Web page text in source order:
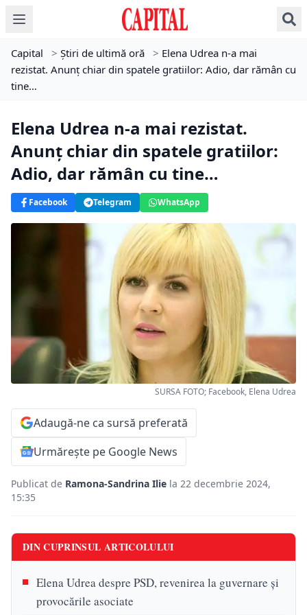
Capital > Știri de ultimă oră > Elena Udrea n-a mai
rezistat. Anunț chiar din spatele gratiilor: Adio, dar rămân cu
tine…
Elena Udrea n-a mai rezistat.
Anunț chiar din spatele gratiilor:
Adio, dar rămân cu tine…
Facebook Telegram WhatsApp
SURSA FOTO; Facebook, Elena Udrea
Adaugă-ne ca sursă preferată
Urmărește pe Google News
Publicat de Ramona-Sandrina Ilie la 22 decembrie 2024,
15:35
DIN CUPRINSUL ARTICOLULUI
Elena Udrea despre PSD, revenirea la guvernare și
provocările asociate